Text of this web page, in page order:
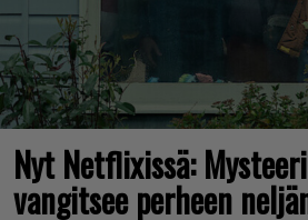
Nyt Netflixissä:
vangitsee perheen